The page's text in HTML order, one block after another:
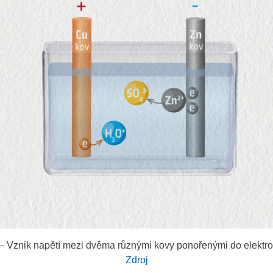
8.8a – Princip termočlánku
Vznik napětí mezi dvěma různými kovy ponořenými do
Zdroj